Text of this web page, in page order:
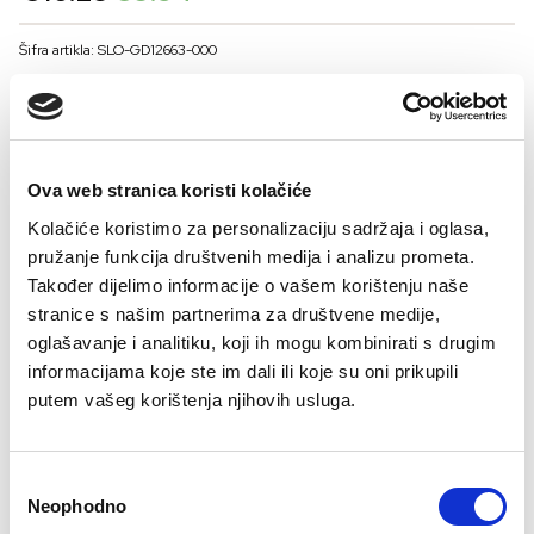
Ova web stranica koristi kolačiće
Kolačiće koristimo za personalizaciju sadržaja i oglasa,
pružanje funkcija društvenih medija i analizu prometa.
Također dijelimo informacije o vašem korištenju naše
stranice s našim partnerima za društvene medije,
oglašavanje i analitiku, koji ih mogu kombinirati s drugim
informacijama koje ste im dali ili koje su oni prikupili
putem vašeg korištenja njihovih usluga.
Selection
Neophodno
price
was:
€16.29.
price
is:
€9.54.
Šifra artikla: SLO-GD12663-000
BOJA
VELIČNA
36 38 40 42 44
Kalkulator velicine
- + DODAJTE U KORPU
Sastav: